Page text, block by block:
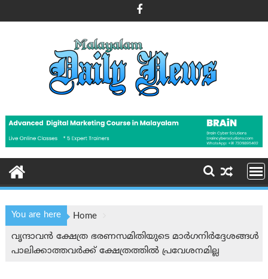
to
You are here
Home
വൃന്ദാവൻ ക്ഷേത്ര ഭരണസമിതിയുടെ മാര്‍ഗനിര്‍ദ്ദേശങ്ങള്‍
പാലിക്കാത്തവര്‍ക്ക് ക്ഷേത്രത്തില്‍ പ്രവേശനമില്ല